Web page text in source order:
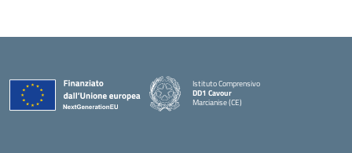
Istituto Comprensivo
DD1 Cavour
Marcianise (CE)